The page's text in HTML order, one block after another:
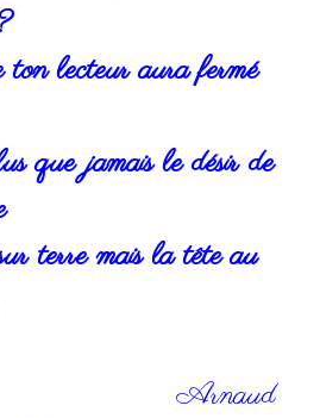
lecteur aura fermé
que jamais le désir de
terre mais la tête au